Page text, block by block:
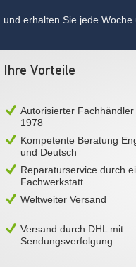
und erhalten Sie jede
Ihre Vorteile
Autorisierter Fachhändler
1978
Kompetente Beratung
und Deutsch
Reparaturservice durch
Fachwerkstatt
Weltweiter Versand
Versand durch DHL mit
Sendungsverfolgung